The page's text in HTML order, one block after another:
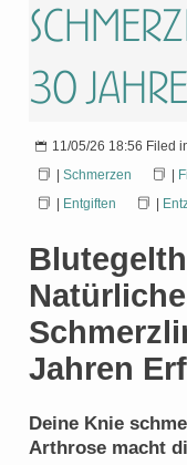
30
11/05/26 18:56 Filed
| Schmerzen |
| Entgiften |
Natürliche
Jahren
Deine Knie
Arthrose macht